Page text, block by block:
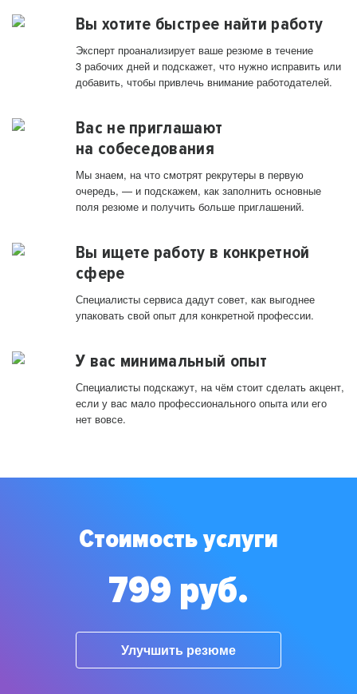
Вы хотите быстрее найти работу
Эксперт проанализирует ваше резюме в течение
3 рабочих дней и подскажет, что нужно исправить или
добавить, чтобы привлечь внимание работодателей.
Вас не приглашают
на собеседования
Мы знаем, на что смотрят рекрутеры в первую
очередь, — и подскажем, как заполнить основные
поля резюме и получить больше приглашений.
Вы ищете работу в конкретной
сфере
Специалисты сервиса дадут совет, как выгоднее
упаковать свой опыт для конкретной профессии.
У вас минимальный опыт
Специалисты подскажут, на чём стоит сделать акцент,
если у вас мало профессионального опыта или его
нет вовсе.
Стоимость услуги
799 руб.
Улучшить резюме